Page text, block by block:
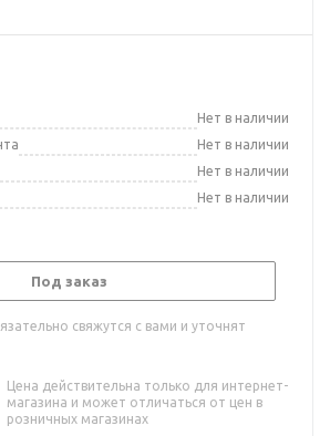
Нет в наличии
Нет в наличии
Нет в наличии
Нет в наличии
Под заказ
свяжутся с вами и уточнят
Цена действительна только для интернет-
магазина и может отличаться от цен в
розничных магазинах